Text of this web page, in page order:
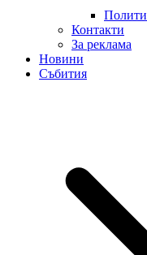
Контакти
За реклама
Новини
Събития